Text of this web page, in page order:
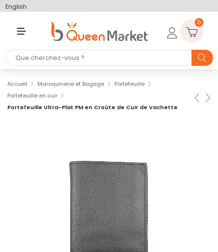
English
U
0
Accueil Maroquinerie et Bagage
Portefeuille
Portefeuille en cuir
Portefeuille Ultra-Plat PM en Croûte de Cuir de Vachette